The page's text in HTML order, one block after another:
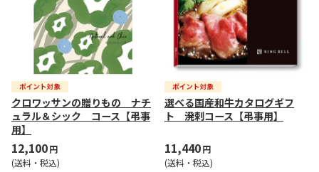
クロワッサンの贈りもの ナチ
ュラル＆シック コース【弔事
用】
12,100円
(送料・税込)
選べる国産和牛カタログギフ
ト 溌剌コース【弔事用】
11,440円
(送料・税込)